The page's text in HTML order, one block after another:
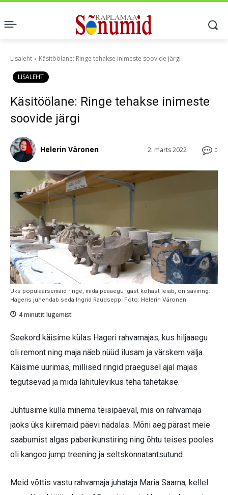
Lisaleht Käsitöölane: Ringe tehakse inimeste soovide järgi
LISALEHT
Käsitöölane: Ringe tehakse inimeste
soovide järgi
0
2. märts 2022
Helerin Väronen
Üks populaarsemaid ringe, mida peaaegu igast kohast leiab, on saviring.
Hageris juhendab seda Ingrid Raudsepp. Foto: Helerin Väronen.
4minutit lugemist
Seekord käisime külas Hageri rahvamajas, kus hiljaaegu
oli remont ning maja näeb nüüd ilusam ja värskem välja.
Käisime uurimas, millised ringid praegusel ajal majas
tegutsevad ja mida lähitulevikus teha tahetakse.
Juhtusime külla minema teisipäeval, mis on rahvamaja
jaoks üks kiiremaid päevi nädalas. Mõni aeg pärast meie
saabumist algas paberikunstiring ning õhtu teises pooles
oli kangoo jump treening ja seltskonnatantsutund.
Meid võttis vastu rahvamaja juhataja Maria Saarna, kellel